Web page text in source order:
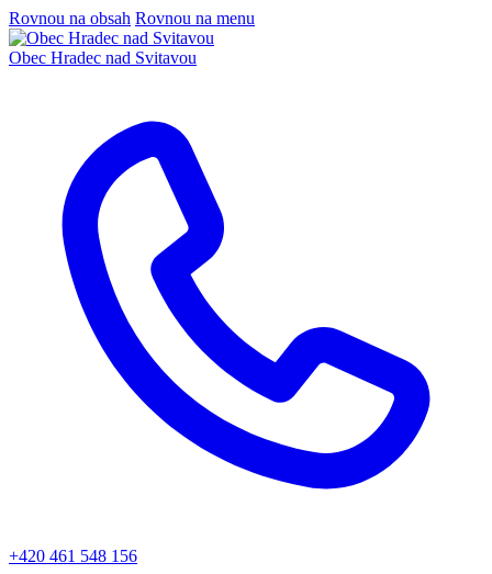
Rovnou na obsah Rovnou na menu
Obec Hradec nad Svitavou
+420 461 548 156